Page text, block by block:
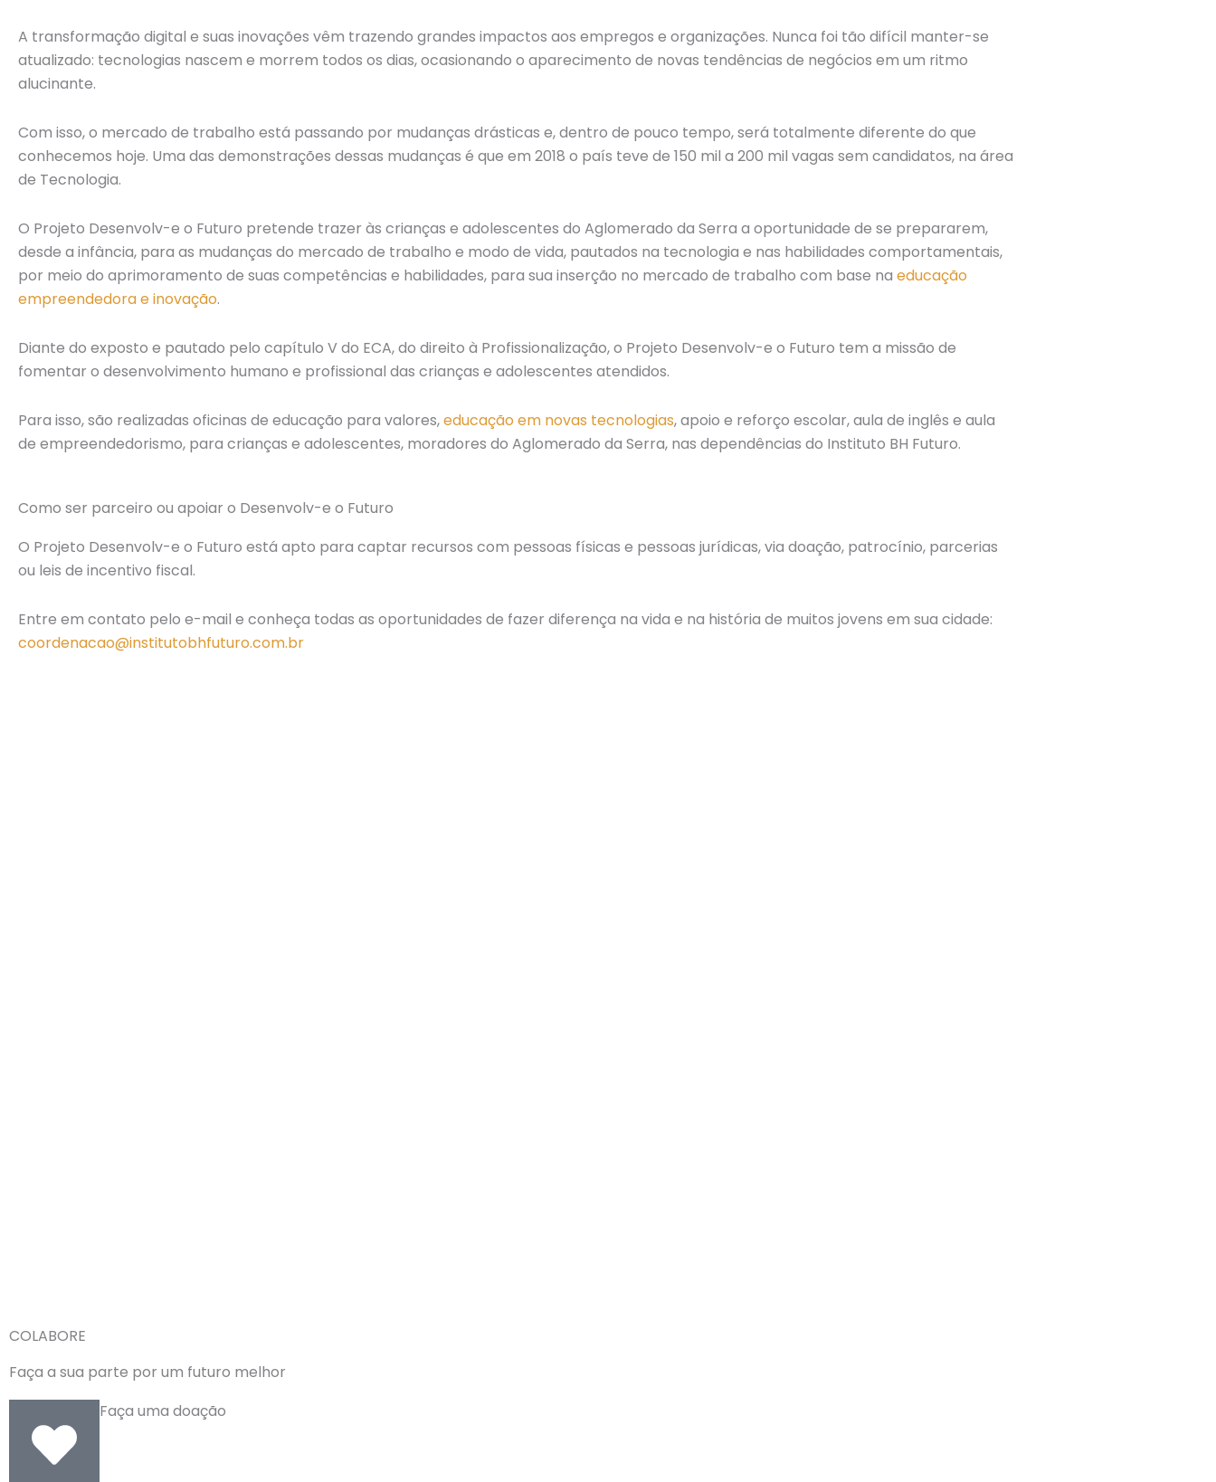
A transformação digital e suas inovações vêm trazendo grandes impactos aos empregos e organizações. Nunca foi tão difícil manter-se
atualizado: tecnologias nascem e morrem todos os dias, ocasionando o aparecimento de novas tendências de negócios em um ritmo
alucinante.
Com isso, o mercado de trabalho está passando por mudanças drásticas e, dentro de pouco tempo, será totalmente diferente do que
conhecemos hoje. Uma das demonstrações dessas mudanças é que em 2018 o país teve de 150 mil a 200 mil vagas sem candidatos, na área
de Tecnologia.
O Projeto Desenvolv-e o Futuro pretende trazer às crianças e adolescentes do Aglomerado da Serra a oportunidade de se prepararem,
desde a infância, para as mudanças do mercado de trabalho e modo de vida, pautados na tecnologia e nas habilidades comportamentais,
por meio do aprimoramento de suas competências e habilidades, para sua inserção no mercado de trabalho com base na educação
empreendedora e inovação.
Diante do exposto e pautado pelo capítulo V do ECA, do direito à Profissionalização, o Projeto Desenvolv-e o Futuro tem a missão de
fomentar o desenvolvimento humano e profissional das crianças e adolescentes atendidos.
Para isso, são realizadas oficinas de educação para valores,educação em novas tecnologias, apoio e reforço escolar, aula de inglês e aula
de empreendedorismo, para crianças e adolescentes, moradores do Aglomerado da Serra, nas dependências do Instituto BH Futuro.
Como ser parceiro ou apoiar o Desenvolv-e o Futuro
O Projeto Desenvolv-e o Futuro está apto para captar recursos com pessoas físicas e pessoas jurídicas, via doação, patrocínio, parcerias
ou leis de incentivo fiscal.
Entre em contato pelo e-mail e conheça todas as oportunidades de fazer diferença na vida e na história de muitos jovens em sua cidade:
coordenacao@institutobhfuturo.com.br
COLABORE
Faça a sua parte por um futuro melhor
Faça uma doação